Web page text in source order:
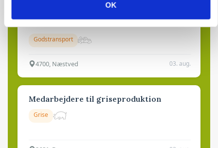
OK
Godstransport
4700, Næstved 03. aug.
Medarbejdere til griseproduktion
Grise